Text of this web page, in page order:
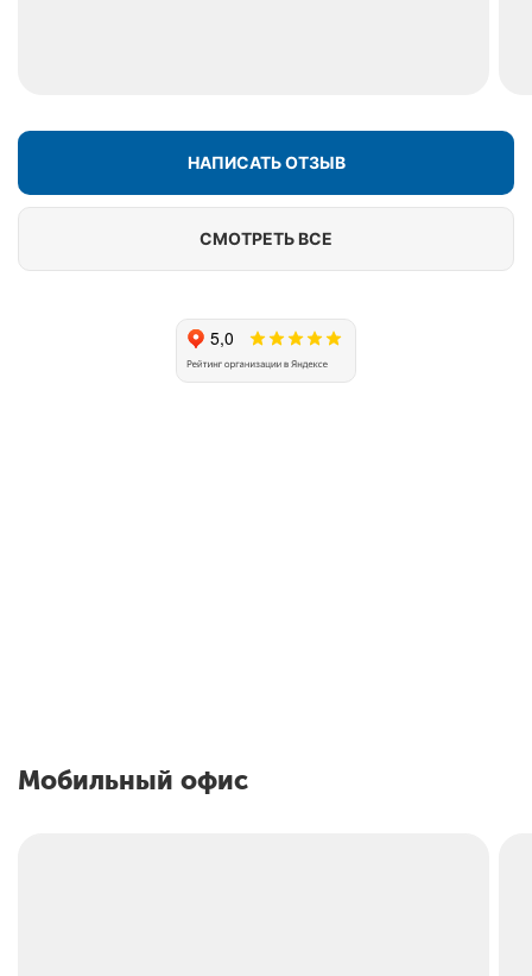
НАПИСАТЬ ОТЗЫВ
СМОТРЕТЬ ВСЕ
Мобильный офис